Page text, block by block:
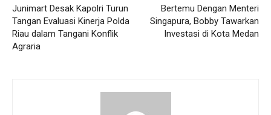
Junimart Desak Kapolri Turun
Tangan Evaluasi Kinerja Polda
Riau dalam Tangani Konflik
Agraria
Bertemu Dengan Menteri
Singapura, Bobby Tawarkan
Investasi di Kota Medan